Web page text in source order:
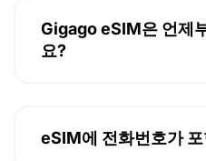
Gigago eSIM은 언제
요?
eSIM에 전화번호가